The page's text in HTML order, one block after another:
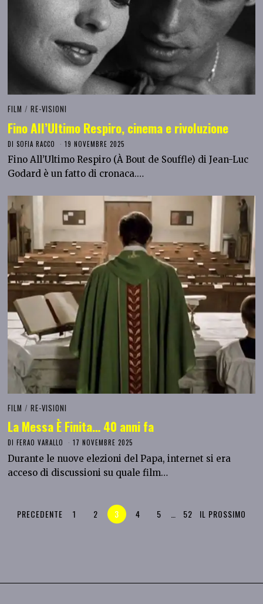
FILM / RE-VISIONI
Fino All’Ultimo Respiro, cinema e rivoluzione
DI SOFIA RACCO 19 NOVEMBRE 2025
Fino All’Ultimo Respiro (À Bout de Souffle) di Jean-Luc
Godard è un fatto di cronaca.…
FILM / RE-VISIONI
La Messa È Finita… 40 anni fa
DIFERAO VARALLO 17 NOVEMBRE 2025
Durante le nuove elezioni del Papa, internet si era
acceso di discussioni su quale film…
PRECEDENTE 1 2 3 4 5 52 IL PROSSIMO